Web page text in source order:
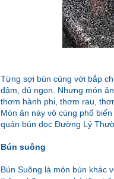
Từng sợi bún cùng với bắp
đậm, đủ ngon. Nhưng món
thơm hành phi, thơm rau,
Món ăn này vô cùng phổ
quán bún dọc Đường Lý
Bún suông
Bún Suông là món bún khác